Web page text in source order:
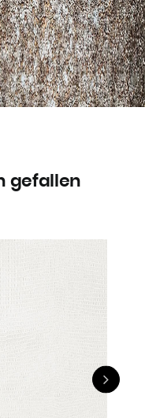
gefallen